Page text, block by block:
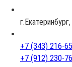
+7 (343) 216-
+7 (912) 230-